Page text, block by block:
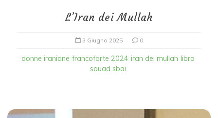
L’Iran dei Mullah
3 Giugno 2025 0
donne iraniane francoforte 2024 iran dei mullah libro
souad sbai